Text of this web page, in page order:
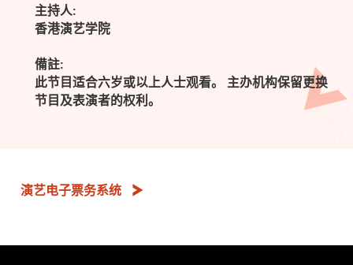
主持人:
香港演艺学院
備註:
此节目适合六岁或以上人士观看。 主办机构保留更换
节目及表演者的权利。
演艺电子票务系统